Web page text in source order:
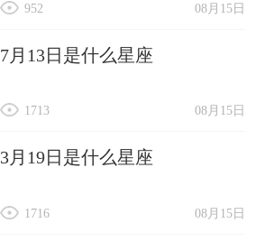
08月15日
952
7月13日是什么星座
08月15日
1713
3月19日是什么星座
08月15日
1716